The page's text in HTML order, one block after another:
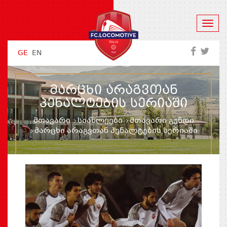
GE EN
ᲛᲐᲠᲪᲮᲘ ᲐᲠᲐᲒᲕᲗᲐᲜ
ᲞᲔᲜᲐᲚᲢᲔᲑᲘᲡ ᲡᲔᲠᲘᲐᲨᲘ
მთავარი სიახლეები
მთავარი გუნდი
მარცხი არაგვთან პენალტების სერიაში